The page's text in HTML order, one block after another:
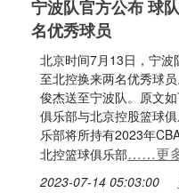
宁波队官方公布 球
名优秀球员
北京时间7月13日，宁波
至北控换来两名优秀球
俊杰送至宁波队。原文
俱乐部与北京控股篮球
乐部将所持有2023年
北控篮球俱乐部……更
2023-07-14 05:03:00